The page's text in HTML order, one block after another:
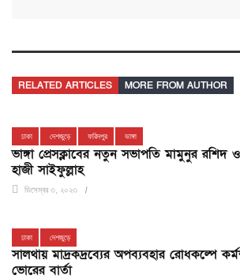
RELATED ARTICLES MORE FROM AUTHOR
ঢাকা দেশজুড়ে ফরিদপুর ভাঙ্গা
ভাঙ্গা প্রেসক্লাবের নতুন সভাপতি মামুনুর
হাজী সাইফুল্লাহ
ডিসেম্বর ৩, ২০২৩
ঢাকা দেশজুড়ে
সালথায় মাদ্রকদ্রব্যের অপব্যবহার রোধক‌ল্পে
ভোরের বার্তা